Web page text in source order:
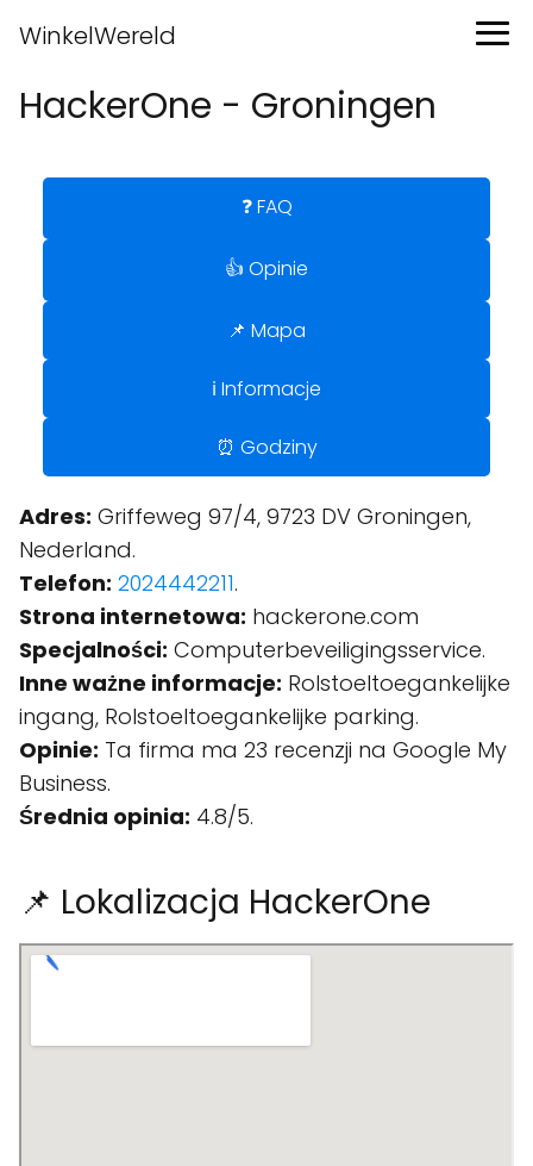
WinkelWereld
HackerOne - Groningen
❓ FAQ
👍 Opinie
📌 Mapa
ℹ️ Informacje
⏰ Godziny
Adres: Griffeweg 97/4, 9723 DV Groningen,
Nederland.
Telefon: 2024442211.
Strona internetowa: hackerone.com
Specjalności: Computerbeveiligingsservice.
Inne ważne informacje: Rolstoeltoegankelijke
ingang, Rolstoeltoegankelijke parking.
Opinie: Ta firma ma 23 recenzji na Google My
Business.
Średnia opinia: 4.8/5.
📌 Lokalizacja HackerOne